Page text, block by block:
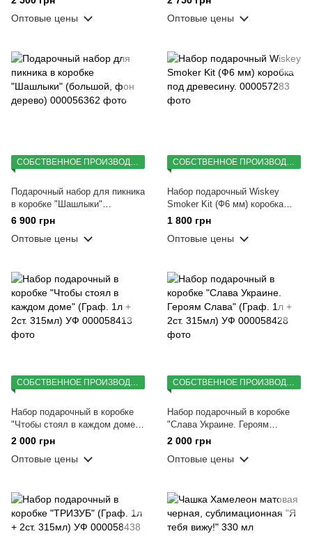
рюмки патрон)
Оптовые цены
Оптовые цены
СОБСТВЕННОЕ ПРОИЗВОДСТВО
Подарочный набор для пикника
в коробке "Шашлыки"
(большой, фон дерево)
6 900 грн
Оптовые цены
СОБСТВЕННОЕ ПРОИЗВОДСТВО
Набор подарочный Wiskey
Smoker Kit (Ф6 мм) коробка
под древесину.
1 800 грн
Оптовые цены
Набор подарочный в коробке
"Чтобы стоял в каждом доме"
(Граф. 1л + 2ст. 315мл) УФ
2 000 грн
Оптовые цены
Набор подарочный в коробке
"Слава Украине. Героям
Слава" (Граф. 1л + 2ст. 315мл)
2 000 грн
Оптовые цены